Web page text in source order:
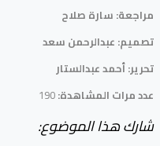
مراجعة: سارة صلاح
تصميم: عبدالرحمن سعد
تحرير: أحمد عبدالستار
عدد مرات المشاهدة:190
شارك هذا الموضوع: